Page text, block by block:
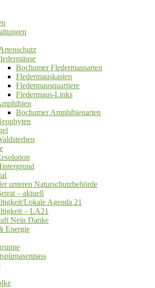
Bochumer Fledermausarten
Fledermauskasten
Fledermausquartiere
Fledermaus-Links
Bochumer Amphibienarten
unteren Naturschutzbehörde
‒ aktuell
Lokale Agenda 21
– LA21
Nein Danke
Energie